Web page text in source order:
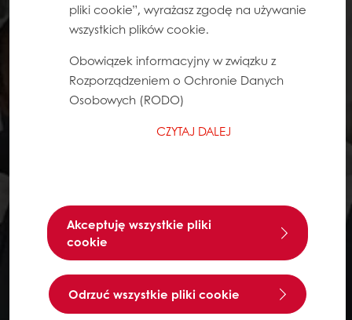
pliki cookie”, wyrażasz zgodę na używanie
wszystkich plików cookie.
Obowiązek informacyjny w związku z
Rozporządzeniem o Ochronie Danych
Osobowych (RODO)
CZYTAJ DALEJ
Akceptuję wszystkie pliki
cookie
Odrzuć wszystkie pliki cookie